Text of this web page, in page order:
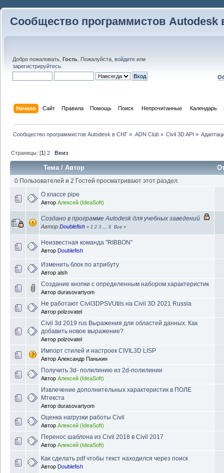
Сообщество программистов Autodesk
Добро пожаловать, Гость . Пожалуйста, войдите или
зарегистрируйтесь
Начало Сайт Правила Помощь Поиск Непрочитанные Календарь
Сообщество программистов Autodesk в СНГ » ADN Club» Civil 3D API »
Страницы: [1]2 Вниз
Тема/Автор
0 Пользователей и 2 Гостей просматривают этот раздел.
О классе pipe
Автор Алексей (IdeaSoft)
Создано в программе Autodesk для учебных заведений
Автор Doublefish « 1 2 3 6 Все »
Неизвестная команда "RIBBON"
Автор Doublefish
Изменить блок по атрибуту
Автор alsh
Создание кнопки с определенным набором характеристик
Автор durasovartyom
Не работают Civil3DPSVUtils на Civil 3D 2021 Russia
Автор polzovatel
Civil 3d 2019 rus Выражения для областей данных. Как
добавить новое выражение?
Автор polzovatel
Импорт стилей и настроек CIVIL3D LISP
Автор Александр Панькин
Получить 3d- полилинию из 2d-полилинии
Автор Алексей (IdeaSoft)
Извлечение дополнительных характеристик в ПОЛЕ
Мтекста
Автор durasovartyom
Оценка нагрузки работы Civil
Автор Алексей (IdeaSoft)
Перенос шаблона из Civil 2018 в Civil 2017
Автор Алексей (IdeaSoft)
Как сделать pdf чтобы текст находился через поиск
Автор Doublefish